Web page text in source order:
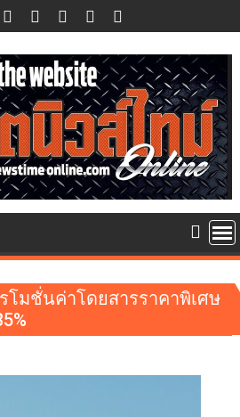
โมชั่นค่าโดยสารราคาพิเศษ